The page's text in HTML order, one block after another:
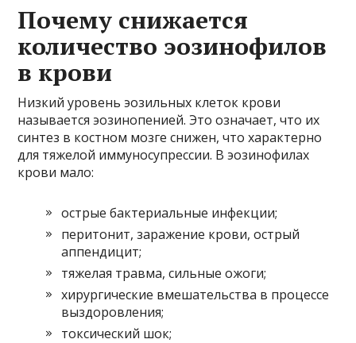
Почему снижается
количество эозинофилов
в крови
Низкий уровень эозильных клеток крови
называется эозинопенией. Это означает, что их
синтез в костном мозге снижен, что характерно
для тяжелой иммуносупрессии. В эозинофилах
крови мало:
острые бактериальные инфекции;
перитонит, заражение крови, острый
аппендицит;
тяжелая травма, сильные ожоги;
хирургические вмешательства в процессе
выздоровления;
токсический шок;